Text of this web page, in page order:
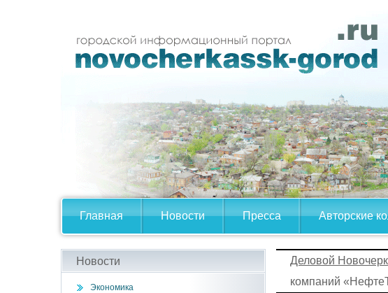
Главная Новости Пресса Авторские
Новости
Экономика
Деловой
компаний